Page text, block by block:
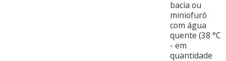
bacia ou
miniofurô
com água
quente (38 °C
- em
quantidade